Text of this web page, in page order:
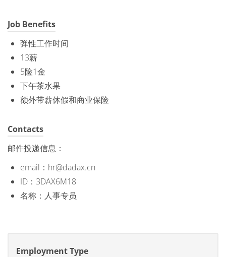
Job Benefits
弹性工作时间
13薪
5险1金
下午茶水果
额外带薪休假和商业保险
Contacts
邮件投递信息：
email：hr@dadax.cn
ID：3DAX6M18
名称：人事专员
Employment Type